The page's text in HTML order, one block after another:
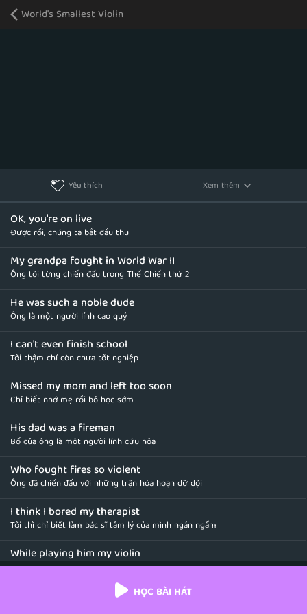
World's Smallest Violin
Yêu thích Xem thêm
OK, you're on live
Được rồi, chúng ta bắt đầu thu
My grandpa fought in World War II
Ông tôi từng chiến đấu trong Thế Chiến thứ 2
He was such a noble dude
Ông là một người lính cao quý
I can't even finish school
Tôi thậm chí còn chưa tốt nghiệp
Missed my mom and left too soon
Chỉ biết nhớ mẹ rồi bỏ học sớm
His dad was a fireman
Bố của ông là một người lính cứu hỏa
Who fought fires so violent
Ông đã chiến đấu với những trận hỏa hoạn dữ dội
I think I bored my therapist
Tôi thì chỉ biết làm bác sĩ tâm lý của mình ngán ngẩm
While playing him my violin
Vì bắt ông ấy nghe tôi chơi vĩ cầm
(Oh my God) That's so insaneHỌC BÀI HÁT